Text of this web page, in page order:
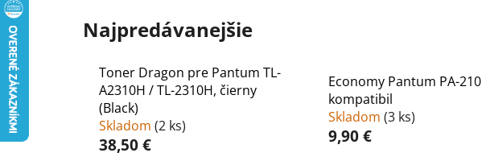
Najpredávanejšie
Toner Dragon pre Pantum TL-
A2310H / TL-2310H, čierny
(Black)
Skladom (2 ks)
38,50 €
Economy Pantum PA-210
kompatibil
Skladom (3 ks)
9,90 €